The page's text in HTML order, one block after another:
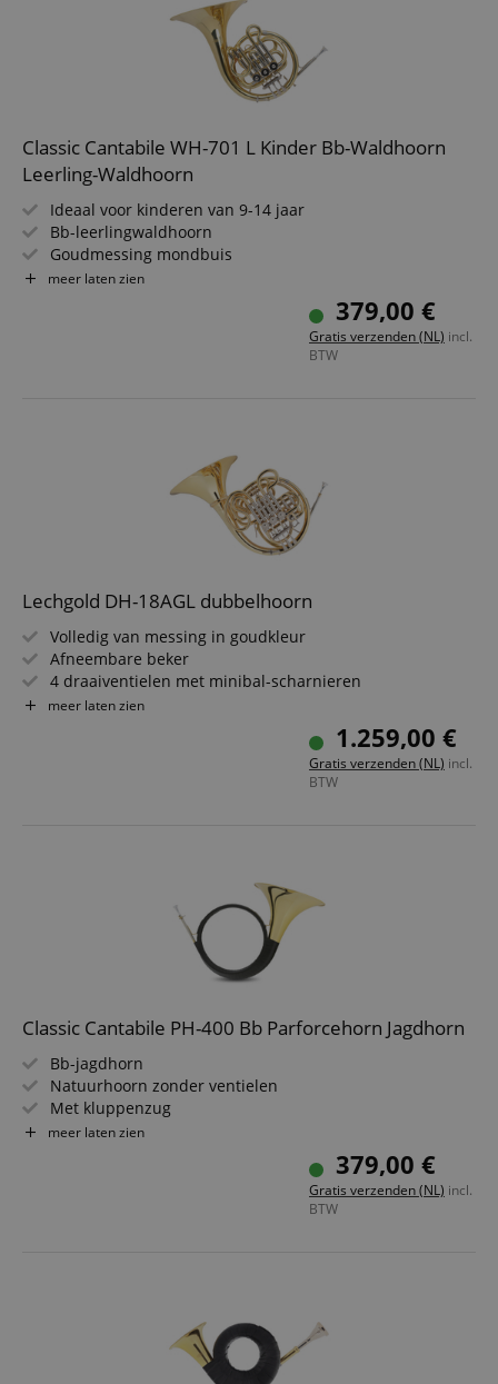
Classic Cantabile WH-701 L Kinder Bb-Waldhoorn
Leerling-Waldhoorn
Ideaal voor kinderen van 9-14 jaar
Bb-leerlingwaldhoorn
Goudmessing mondbuis
Nickelzilver buitenlagen
meer laten zien
379,00 €
Gratis verzenden (NL) incl.
BTW
Lechgold DH-18AGL dubbelhoorn
Volledig van messing in goudkleur
Afneembare beker
4 draaiventielen met minibal-scharnieren
Beker-Ø: 31 cm; boring: 11,8 mm
Incl. lichtgewicht koffer met verstelbare rugzakriemen
meer laten zien
1.259,00 €
Gratis verzenden (NL) incl.
BTW
Classic Cantabile PH-400 Bb Parforcehorn Jagdhorn
Bb-jagdhorn
Natuurhoorn zonder ventielen
Met kluppenzug
Messing, helder gelakt
Inclusief mondstuk en lichtgewicht koffer
meer laten zien
379,00 €
Gratis verzenden (NL) incl.
BTW